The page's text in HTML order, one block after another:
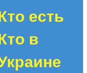
есть
в